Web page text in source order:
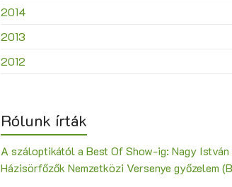
2014
2013
2012
Rólunk írták
A száloptikától a Best Of Show-ig: Nagy István
Házisörfőzők Nemzetközi Versenye győzelem